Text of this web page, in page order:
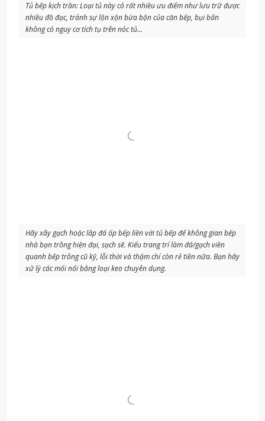
Tủ bếp kịch trần: Loại tủ này có rất nhiều ưu điểm như lưu trữ được
nhiều đồ đạc, tránh sự lộn xộn bừa bộn của căn bếp, bụi bẩn
không có nguy cơ tích tụ trên nóc tủ…
Hãy xây gạch hoặc lắp đá ốp bếp liền với tủ bếp để không gian bếp
nhà bạn trông hiện đại, sạch sẽ. Kiểu trang trí làm đá/gạch viền
quanh bếp trông cũ kỹ, lỗi thời và thậm chí còn rẻ tiền nữa. Bạn hãy
xử lý các mối nối bằng loại keo chuyên dụng.